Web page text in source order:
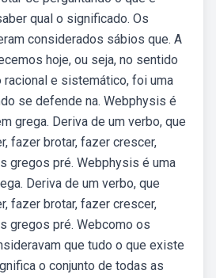
qual o significado. Os
considerados sábios que. A
hoje, ou seja, no sentido
racional e sistemático, foi uma
se defende na. Webphysis é
grega. Deriva de um verbo, que
fazer brotar, fazer crescer,
gregos pré. Webphysis é uma
Deriva de um verbo, que
fazer brotar, fazer crescer,
gregos pré. Webcomo os
que tudo o que existe
o conjunto de todas as